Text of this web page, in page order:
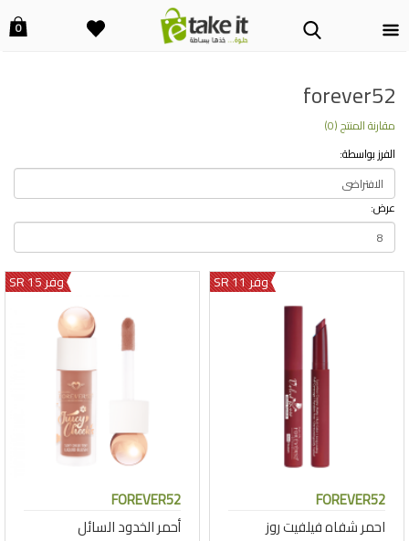
0
forever52
مقارنة المنتج (0)
الفرز بواسطة:
عرض:
وفر 11 SR
FOREVER52
احمر شفاه فيلفيت روز
وفر 15 SR
FOREVER52
أحمر الخدود السائل